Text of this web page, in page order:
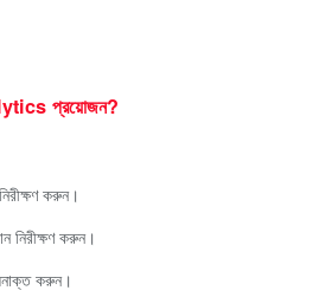
প্রয়োজন?
করুন।
নিরীক্ষণ করুন।
করুন।